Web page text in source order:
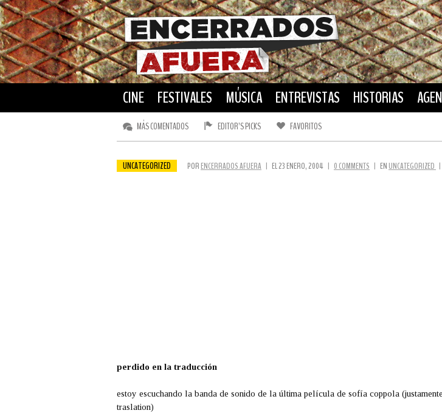
CINE FESTIVALES MÚSICA ENTREVISTAS HISTORIAS
MÁS COMENTADOS EDITOR’S PICKS FAVORITOS
UNCATEGORIZED POR ENCERRADOS AFUERA | EL 23 ENERO, 2004 | 0 COMMENTS | EN UNCATEGORIZED |
perdido en la traducción
estoy escuchando la banda de sonido de la última película de sofía coppola
traslation)